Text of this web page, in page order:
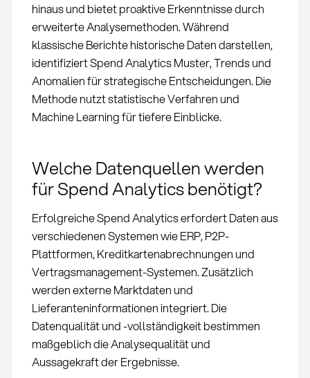
hinaus und bietet proaktive Erkenntnisse durch
erweiterte Analysemethoden. Während
klassische Berichte historische Daten darstellen,
identifiziert Spend Analytics Muster, Trends und
Anomalien für strategische Entscheidungen. Die
Methode nutzt statistische Verfahren und
Machine Learning für tiefere Einblicke.
Welche Datenquellen werden
für Spend Analytics benötigt?
Erfolgreiche Spend Analytics erfordert Daten aus
verschiedenen Systemen wie ERP, P2P-
Plattformen, Kreditkartenabrechnungen und
Vertragsmanagement-Systemen. Zusätzlich
werden externe Marktdaten und
Lieferanteninformationen integriert. Die
Datenqualität und -vollständigkeit bestimmen
maßgeblich die Analysequalität und
Aussagekraft der Ergebnisse.